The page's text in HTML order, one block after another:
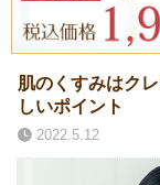
肌のくすみはク
しいポイント
2022.5.12